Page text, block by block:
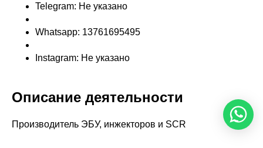
Telegram: Не указано
Whatsapp: 13761695495
Instagram: Не указано
Описание деятельности
Производитель ЭБУ, инжекторов и SCR